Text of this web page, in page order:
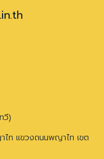
วี)
ไท แขวงถนนพญาไท เขต